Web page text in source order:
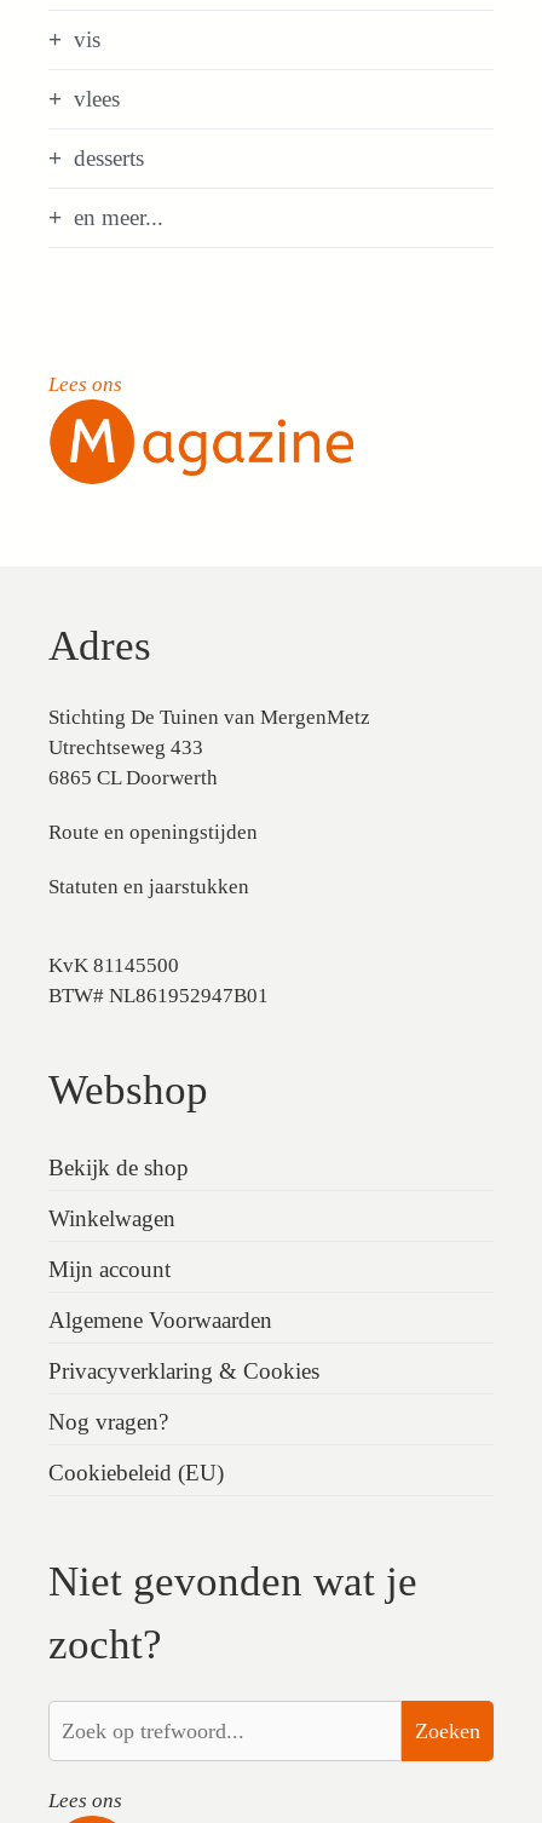
vis
vlees
desserts
en meer...
Lees ons
Adres
Stichting De Tuinen van MergenMetz
Utrechtseweg 433
6865 CL Doorwerth
Route en openingstijden
Statuten en jaarstukken
KvK 81145500
BTW# NL861952947B01
Webshop
Bekijk de shop
Winkelwagen
Mijn account
Algemene Voorwaarden
Privacyverklaring & Cookies
Nog vragen?
Cookiebeleid (EU)
Niet gevonden wat je
zocht?
Zoeken
Lees ons